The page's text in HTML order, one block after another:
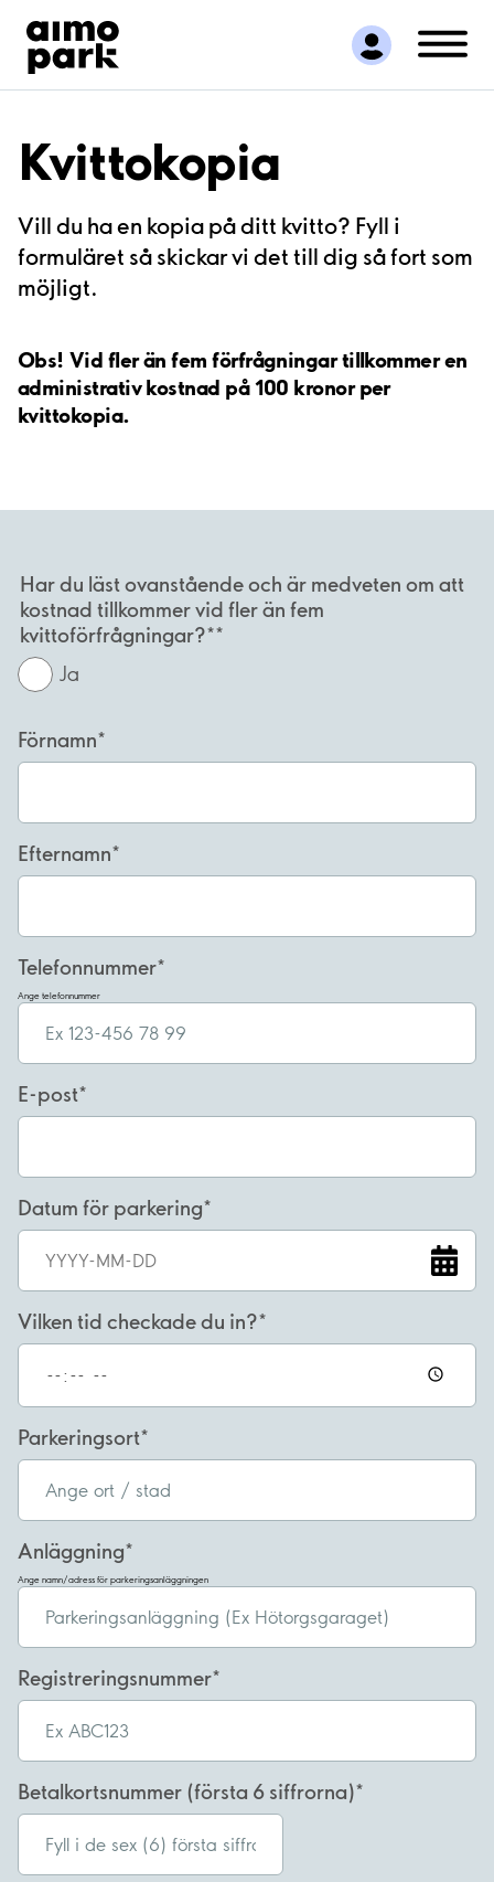
Hitta parkering
Samarbete
Kundservice
Kvittokopia
Vill du ha en kopia på ditt kvitto? Fyll i
formuläret så skickar vi det till dig så fort som
möjligt.
Obs! Vid fler än fem förfrågningar tillkommer en
administrativ kostnad på 100 kronor per
kvittokopia.
Har du läst ovanstående och är medveten om att
kostnad tillkommer vid fler än fem
kvittoförfrågningar?*
Ja
Förnamn
Efternamn
Telefonnummer
Ange telefonnummer
E-post
Datum för parkering
Vilken tid checkade du in?
Parkeringsort
Anläggning
Ange namn/adress för parkeringsanläggningen
Registreringsnummer
Betalkortsnummer (första 6 siffrorna)